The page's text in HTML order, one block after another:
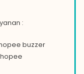
:
buzzer